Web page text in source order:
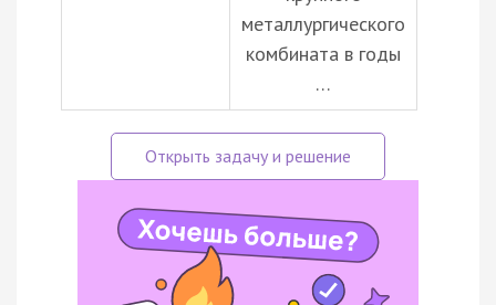
металлургического
комбината в годы
…